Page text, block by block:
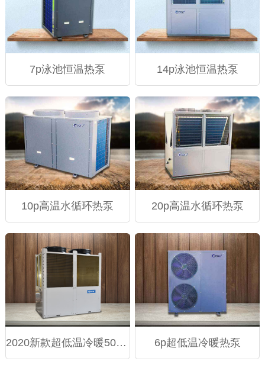
7p泳池恒温热泵 14p泳池恒温热泵
10p高温水循环热泵 20p高温水循环热泵
2020新款超低温冷暖50模块机 6p超低温冷暖热泵